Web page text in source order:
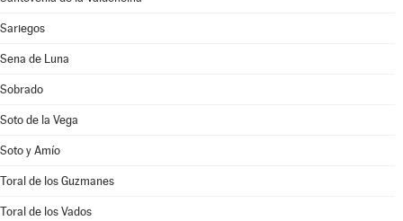
Sariegos
Sena de Luna
Sobrado
Soto de la Vega
Soto y Amío
Toral de los Guzmanes
Toral de los Vados